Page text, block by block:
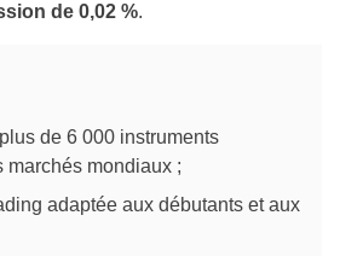
de 0,02 %.
de 6 000 instruments
marchés mondiaux ;
adaptée aux débutants et aux